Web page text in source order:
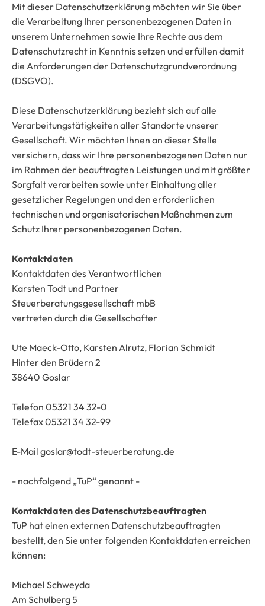
Mit dieser Datenschutzerklärung möchten wir Sie über
die Verarbeitung Ihrer personenbezogenen Daten in
unserem Unternehmen sowie Ihre Rechte aus dem
Datenschutzrecht in Kenntnis setzen und erfüllen damit
die Anforderungen der Datenschutzgrundverordnung
(DSGVO).
Diese Datenschutzerklärung bezieht sich auf alle
Verarbeitungstätigkeiten aller Standorte unserer
Gesellschaft. Wir möchten Ihnen an dieser Stelle
versichern, dass wir Ihre personenbezogenen Daten nur
im Rahmen der beauftragten Leistungen und mit größter
Sorgfalt verarbeiten sowie unter Einhaltung aller
gesetzlicher Regelungen und den erforderlichen
technischen und organisatorischen Maßnahmen zum
Schutz Ihrer personenbezogenen Daten.
Kontaktdaten
Kontaktdaten des Verantwortlichen
Karsten Todt und Partner
Steuerberatungsgesellschaft mbB
vertreten durch die Gesellschafter
Ute Maeck-Otto, Karsten Alrutz, Florian Schmidt
Hinter den Brüdern 2
38640 Goslar
Telefon 05321 34 32-0
Telefax 05321 34 32-99
E-Mail goslar@todt-steuerberatung.de
- nachfolgend „TuP“ genannt -
Kontaktdaten des Datenschutzbeauftragten
TuP hat einen externen Datenschutzbeauftragten
bestellt, den Sie unter folgenden Kontaktdaten erreichen
können:
Michael Schweyda
Am Schulberg 5